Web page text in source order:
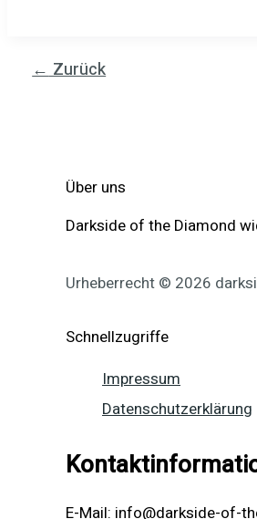
auf
←Zurück
Über uns
Darkside of the Diamond
Urheberrecht © 2026
Schnellzugriffe
Impressum
Datenschutzerklärung
E-Mail: info@darkside-of-